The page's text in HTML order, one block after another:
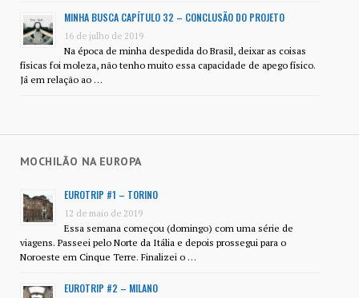
MINHA BUSCA CAPÍTULO 32 – CONCLUSÃO DO PROJETO
16 de julho de 2019
Na época de minha despedida do Brasil, deixar as coisas
físicas foi moleza, não tenho muito essa capacidade de apego físico.
Já em relação ao …
MOCHILÃO NA EUROPA
EUROTRIP #1 – TORINO
12 de maio de 2019
Essa semana começou (domingo) com uma série de
viagens. Passeei pelo Norte da Itália e depois prossegui para o
Noroeste em Cinque Terre. Finalizei o …
EUROTRIP #2 – MILANO